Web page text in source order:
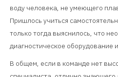
воду человека, не умеющего
Пришлось учиться
только тогда выяснилось, что
диагностическое оборудование
В общем, если в команде нет